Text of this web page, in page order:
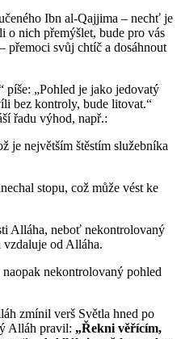
Ibn al-Qajjima – nechť je
o nich přemýšlet, bude pro vás
přemoci svůj chtíč a dosáhnout
píše: „Pohled je jako jedovatý
bez kontroly, bude litovat.“
řadu výhod, např.:
je největším štěstím služebníka
stopu, což může vést ke
Alláha, neboť nekontrolovaný
od Alláha.
nekontrolovaný pohled
zmínil verš Světla hned po
Alláh pravil: „Řekni věřícím,